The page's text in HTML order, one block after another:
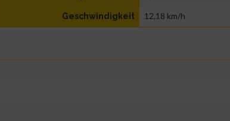
Geschwindigkeit 12,18 km/h